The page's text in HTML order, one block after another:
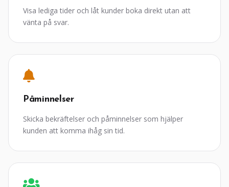
Visa lediga tider och låt kunder boka direkt utan att
vänta på svar.
Påminnelser
Skicka bekräftelser och påminnelser som hjälper
kunden att komma ihåg sin tid.